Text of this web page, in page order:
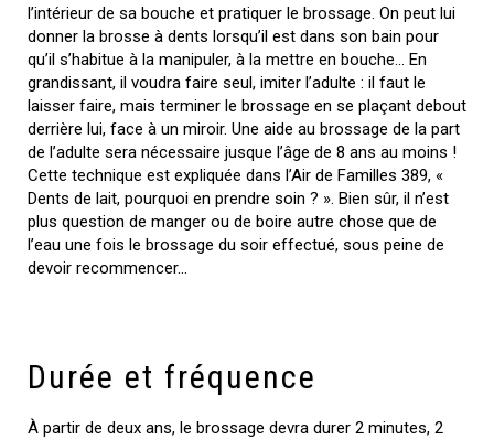
l’intérieur de sa bouche et pratiquer le brossage. On peut lui
donner la brosse à dents lorsqu’il est dans son bain pour
qu’il s’habitue à la manipuler, à la mettre en bouche… En
grandissant, il voudra faire seul, imiter l’adulte : il faut le
laisser faire, mais terminer le brossage en se plaçant debout
derrière lui, face à un miroir. Une aide au brossage de la part
de l’adulte sera nécessaire jusque l’âge de 8 ans au moins !
Cette technique est expliquée dans l’Air de Familles 389, «
Dents de lait, pourquoi en prendre soin ? ». Bien sûr, il n’est
plus question de manger ou de boire autre chose que de
l’eau une fois le brossage du soir effectué, sous peine de
devoir recommencer…
Durée et fréquence
À partir de deux ans, le brossage devra durer 2 minutes, 2